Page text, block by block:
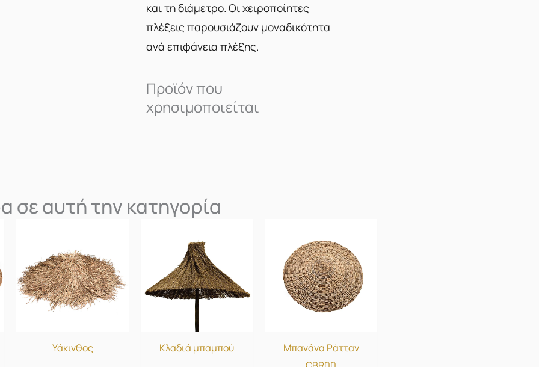
και τη διάμετρο. Οι χειροποίητες
πλέξεις παρουσιάζουν μοναδικότητα
ανά επιφάνεια πλέξης.
Προϊόν που
χρησιμοποιείται
σε αυτή την κατηγορία
Υάκινθος Κλαδιά μπαμπού
Μπανάνα Ράτταν